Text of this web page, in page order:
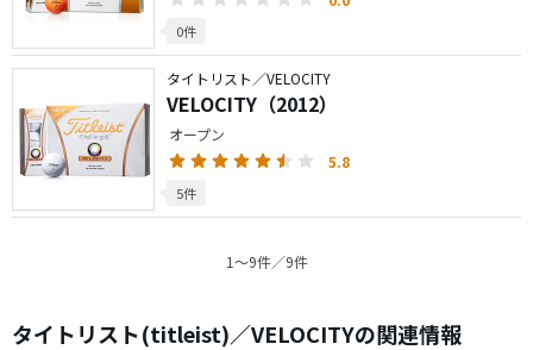
0件
タイトリスト／VELOCITY
VELOCITY（2012）
オープン
5.8
5件
1〜9件／9件
タイトリスト(titleist)／VELOCITYの関連情報